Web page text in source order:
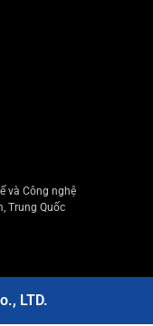
và Công nghệ
Trung Quốc
LTD.